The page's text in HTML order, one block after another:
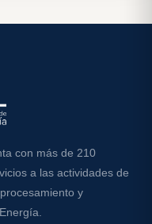
con más de 210
a las actividades de
y